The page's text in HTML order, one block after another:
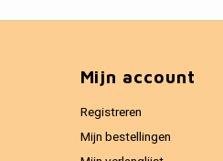
Mijn account
Registreren
Mijn bestellingen